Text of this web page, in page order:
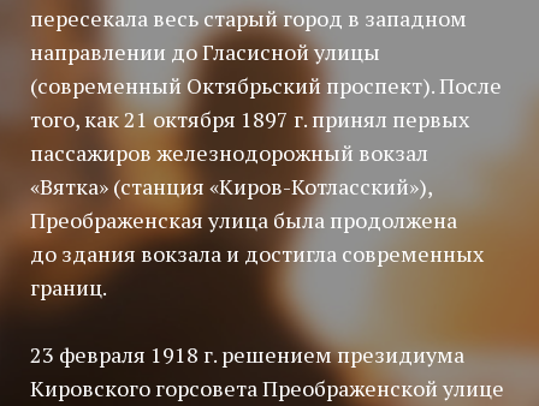
пересекала весь старый город в западном
направлении до Гласисной улицы
(современный Октябрьский проспект). После
того, как 21 октября 1897 г. принял первых
пассажиров железнодорожный вокзал
«Вятка» (станция «Киров-Котласский»),
Преображенская улица была продолжена
до здания вокзала и достигла современных
границ.
23 февраля 1918 г. решением президиума
Кировского горсовета Преображенской улице